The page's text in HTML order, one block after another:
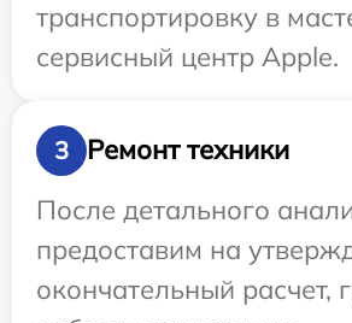
транспортировку в
сервисный центр Apple.
3
Ремонт техники
После детального
предоставим на
окончательный расчет,